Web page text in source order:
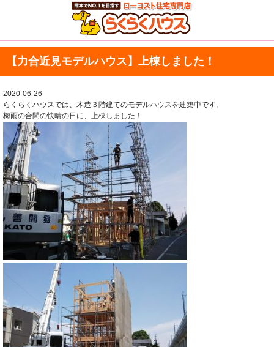
【力合近見モデルハウス】上棟しました！
2020-06-26
らくらくハウスでは、木造３階建てのモデルハウスを建築中です。
梅雨の合間の快晴の日に、上棟しました！